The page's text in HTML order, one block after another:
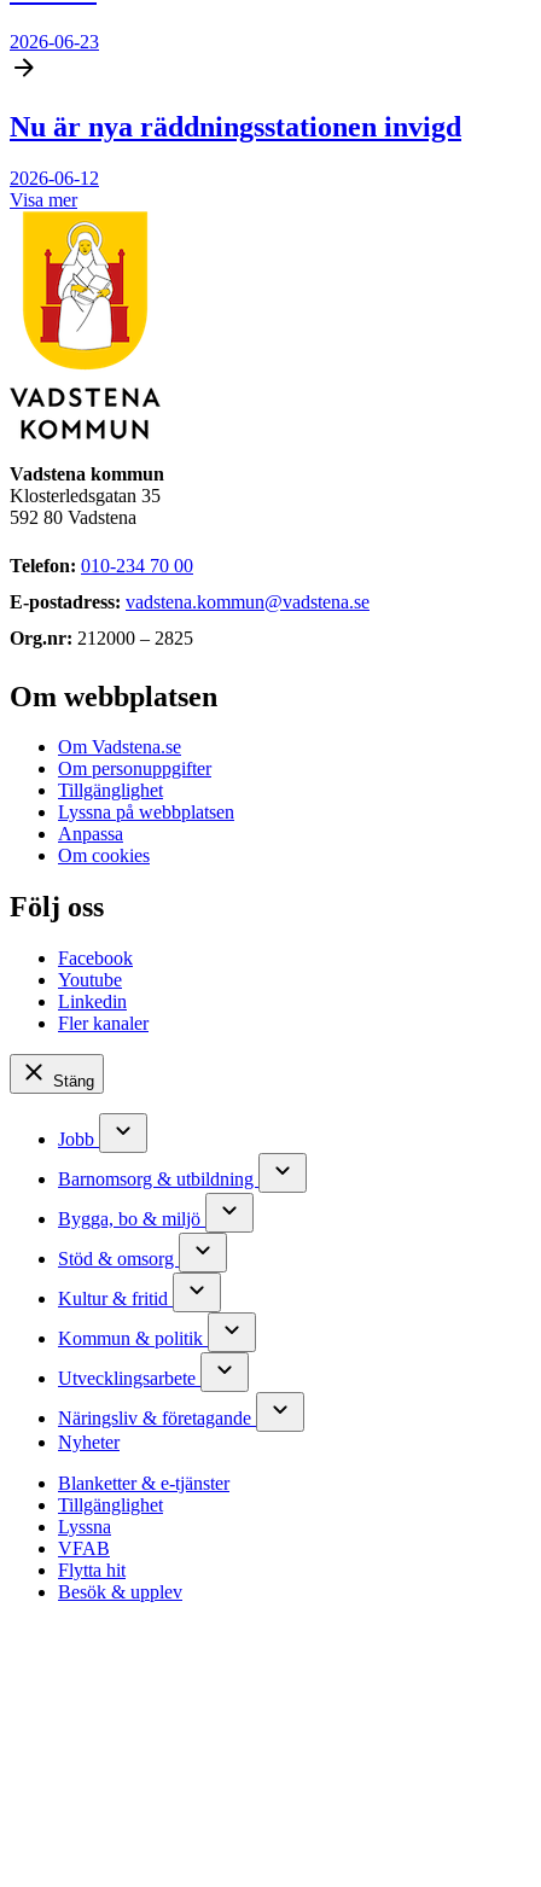
2026-06-23
Nu är nya räddningsstationen invigd
2026-06-12
Visa mer
Vadstena kommun
Klosterledsgatan 35
592 80 Vadstena
Telefon: 010-234 70 00
E-postadress: vadstena.kommun@vadstena.se
Org.nr: 212000 – 2825
Om webbplatsen
Om Vadstena.se
Om personuppgifter
Tillgänglighet
Lyssna på webbplatsen
Anpassa
Om cookies
Följ oss
Facebook
Youtube
Linkedin
Fler kanaler
Stäng
Jobb
Barnomsorg & utbildning
Bygga, bo & miljö
Stöd & omsorg
Kultur & fritid
Kommun & politik
Utvecklingsarbete
Näringsliv & företagande
Nyheter
Blanketter & e-tjänster
Tillgänglighet
Lyssna
VFAB
Flytta hit
Besök & upplev